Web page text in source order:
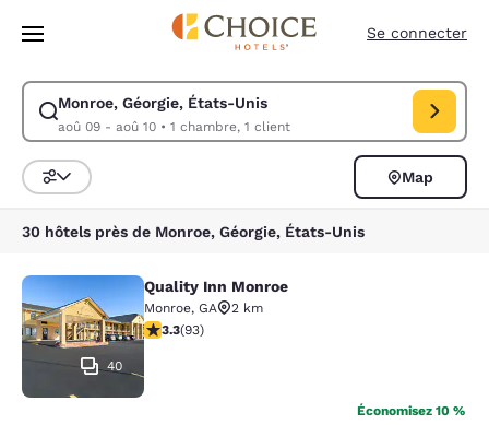
Sauter à Contenu Principal
Se connecter
Monroe, Géorgie, États-Unis
aoû 09 - aoû 10• 1 chambre, 1 client
Modifier la recherche pour Monroe, Géorgie, États-Unis. Date
Triez et filtrez
Map
30 hôtels près de Monroe, Géorgie, États-Unis
Quality Inn Monroe
40
Quality Inn Monroe
Monroe, GA
2 km
3.27 étoiles. Bien. 93 commentaires
3.3(93)
Économisez 10 %